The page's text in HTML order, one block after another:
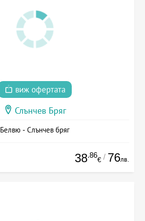
виж офертата
Слънчев Бряг
Белвю - Слънчев бряг
38.86
€ / 76лв.